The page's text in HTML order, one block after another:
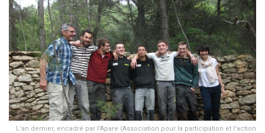
L’an dernier, encadré par l'Apare (Association pour la participation et l'action